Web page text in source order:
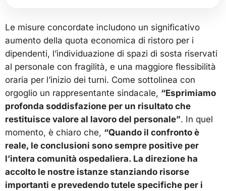
Le misure concordate includono un significativo
aumento della quota economica di ristoro per i
dipendenti, l’individuazione di spazi di sosta riservati
al personale con fragilità, e una maggiore flessibilità
oraria per l’inizio dei turni. Come sottolinea con
orgoglio un rappresentante sindacale, “Esprimiamo
profonda soddisfazione per un risultato che
restituisce valore al lavoro del personale”. In quel
momento, è chiaro che, “Quando il confronto è
reale, le conclusioni sono sempre positive per
l’intera comunità ospedaliera. La direzione ha
accolto le nostre istanze stanziando risorse
importanti e prevedendo tutele specifiche per i